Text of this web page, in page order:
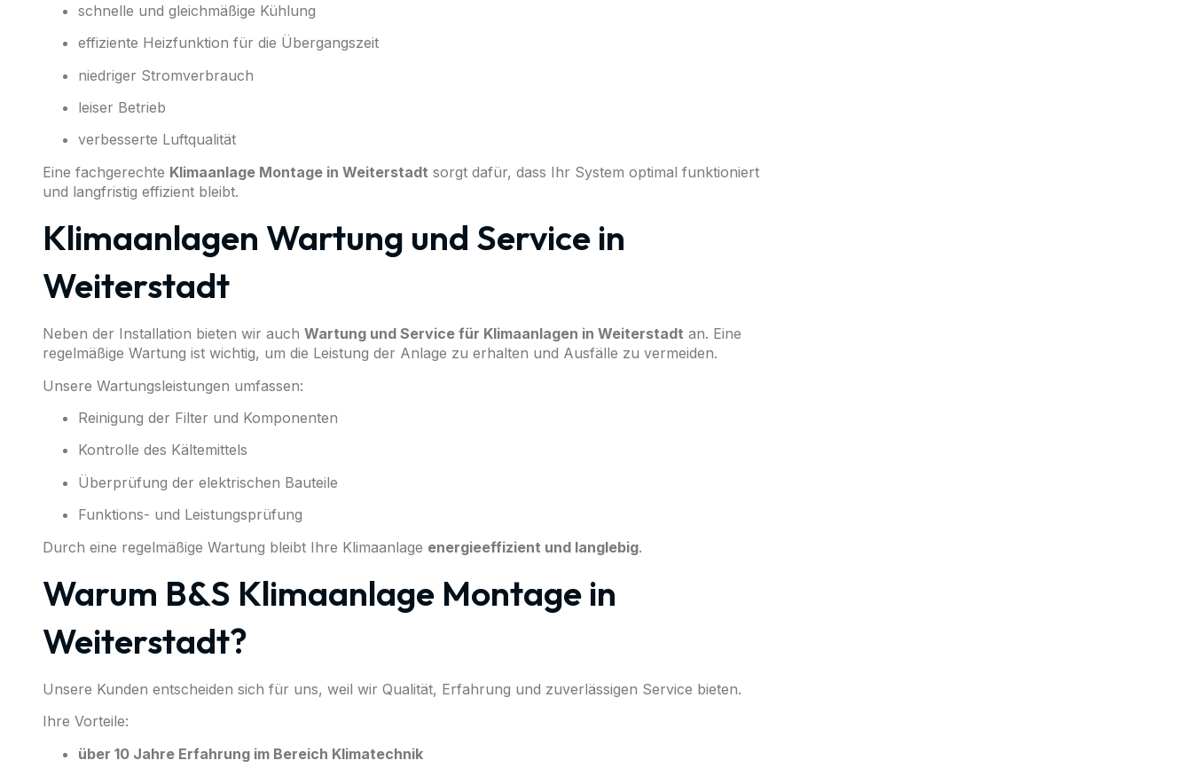
schnelle und gleichmäßige Kühlung
effiziente Heizfunktion für die Übergangszeit
niedriger Stromverbrauch
leiser Betrieb
verbesserte Luftqualität
Eine fachgerechte Klimaanlage Montage in Weiterstadt sorgt dafür, dass Ihr System optimal funktioniert
und langfristig effizient bleibt.
Klimaanlagen Wartung und Service in
Weiterstadt
Neben der Installation bieten wir auch Wartung und Service für Klimaanlagen in Weiterstadt an. Eine
regelmäßige Wartung ist wichtig, um die Leistung der Anlage zu erhalten und Ausfälle zu vermeiden.
Unsere Wartungsleistungen umfassen:
Reinigung der Filter und Komponenten
Kontrolle des Kältemittels
Überprüfung der elektrischen Bauteile
Funktions- und Leistungsprüfung
Durch eine regelmäßige Wartung bleibt Ihre Klimaanlage energieeffizient und langlebig.
Warum B&S Klimaanlage Montage in
Weiterstadt?
Unsere Kunden entscheiden sich für uns, weil wir Qualität, Erfahrung und zuverlässigen Service bieten.
Ihre Vorteile:
über 10 Jahre Erfahrung im Bereich Klimatechnik